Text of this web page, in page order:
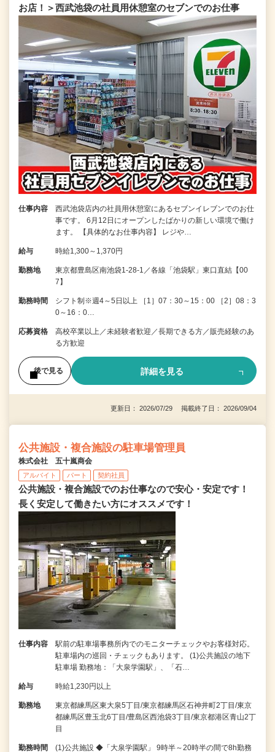
お店！＞西武池袋の社員用休憩室のセブンでのお仕事
仕事内容
西武池袋店内の社員用休憩室にあるセブンイレブンでのお仕
事です。 6月12日にオープンしたばかりの新しい環境で働け
ます。 【具体的なお仕事内容】 レジや…
給与 時給1,300～1,370円
勤務地
東京都豊島区南池袋1-28-1／各線「池袋駅」東口直結【00
7】
勤務時間
シフト制※週4～5日以上 ［1］07：30～15：00 ［2］08：3
0～16：0…
応募資格
高校卒業以上／未経験者歓迎／長期できる方／販売経験のあ
る方歓迎
後で見る 詳細を見る
更新日： 2026/07/29 掲載終了日： 2026/09/04
公共施設・複合施設の駐車場管理員
株式会社 五十嵐商会
アルバイト パート 契約社員
公共施設・複合施設でのお仕事なので安心・安定です！
長く安定して働きたい方にオススメです！
仕事内容
駅前の駐車場事務所内でのモニターチェックやお客様対応。
駐車場内の巡回・チェックもあります。 (1)公共施設の地下
駐車場 勤務地：「大泉学園駅」、「石…
給与 時給1,230円以上
勤務地
東京都練馬区東大泉5丁目/東京都練馬区石神井町2丁目/東京
都練馬区豊玉北6丁目/豊島区西池袋3丁目/東京都港区青山2丁
目
勤務時間 (1)公共施設 ◆「大泉学園駅」 9時半～20時半の間で8h勤務